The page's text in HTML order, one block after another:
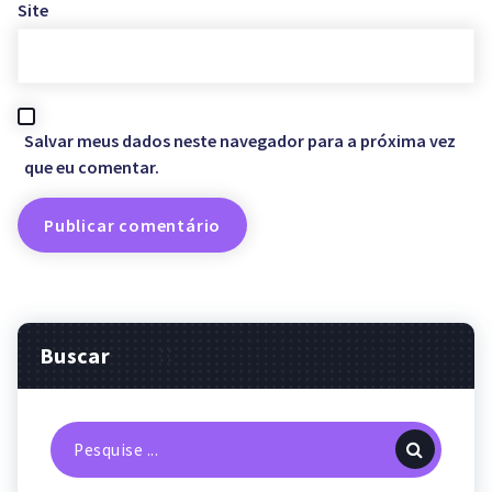
Site
Salvar meus dados neste navegador para a próxima vez
que eu comentar.
Buscar
Pesquisa
por: